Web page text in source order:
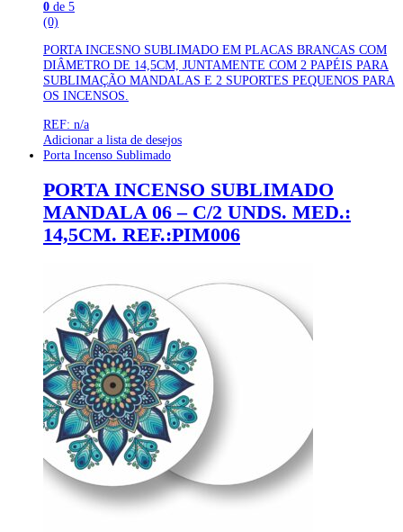
0 de 5
(0)
PORTA INCESNO SUBLIMADO EM PLACAS BRANCAS COM
DIÂMETRO DE 14,5CM, JUNTAMENTE COM 2 PAPÉIS PARA
SUBLIMAÇÃO MANDALAS E 2 SUPORTES PEQUENOS PARA
OS INCENSOS.
REF: n/a
Adicionar a lista de desejos
Porta Incenso Sublimado
PORTA INCENSO SUBLIMADO
MANDALA 06 – C/2 UNDS. MED.:
14,5CM. REF.:PIM006